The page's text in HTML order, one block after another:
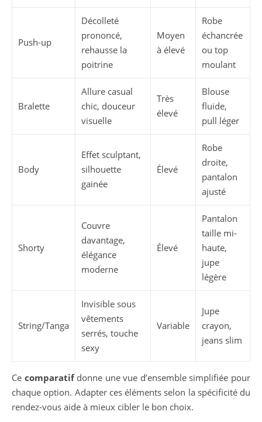
Push-up
Décolleté
prononcé,
rehausse la
poitrine
Moyen
à élevé
Robe
échancrée
ou top
moulant
Bralette
Allure casual
chic, douceur
visuelle
Très
élevé
Blouse
fluide,
pull léger
Body
Effet sculptant,
silhouette
gainée
Élevé
Robe
droite,
pantalon
ajusté
Shorty
Couvre
davantage,
élégance
moderne
Élevé
Pantalon
taille mi-
haute,
jupe
légère
String/Tanga
Invisible sous
vêtements
serrés, touche
sexy
Variable
Jupe
crayon,
jeans slim
Ce comparatifdonne une vue d’ensemble simplifiée pour
chaque option. Adapter ces éléments selon la spécificité du
rendez-vous aide à mieux cibler le bon choix.